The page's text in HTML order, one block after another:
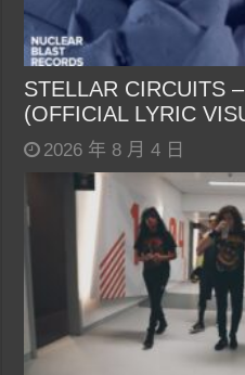
STELLAR CIRCUITS
(OFFICIAL LYRIC
2026 年 8 月 4 日